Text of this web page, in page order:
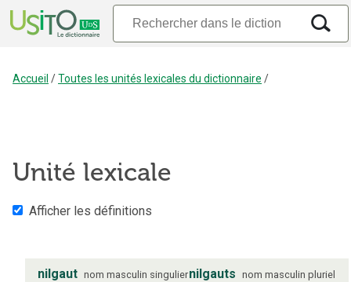
Accueil /Toutes les unités lexicales du dictionnaire /
Unité lexicale
Afficher les définitions
nilgaut nom masculin singuliernilgauts nom masculin pluriel